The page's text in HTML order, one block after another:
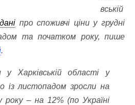
вській
про споживчі ціни у грудні
та початком року, пише
.
у Харківській області у
із листопадом зросли на
року – на 12% (по Україні